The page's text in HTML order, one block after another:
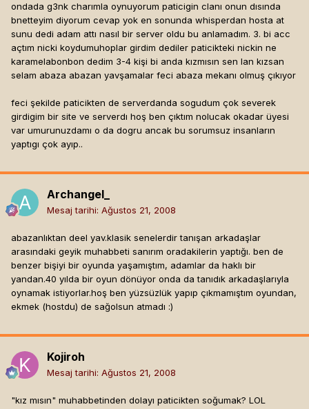
ondada g3nk charımla oynuyorum paticigin clanı onun dısında
bnetteyim diyorum cevap yok en sonunda whisperdan hosta at
sunu dedi adam attı nasıl bir server oldu bu anlamadım. 3. bi acc
açtım nicki koydumuhoplar girdim dediler paticikteki nickin ne
karamelabonbon dedim 3-4 kişi bi anda kızmısın sen lan kızsan
selam abaza abazan yavşamalar feci abaza mekanı olmuş çıkıyor
feci şekilde paticikten de serverdanda sogudum çok severek
girdigim bir site ve serverdı hoş ben çıktım nolucak okadar üyesi
var umurunuzdamı o da dogru ancak bu sorumsuz insanların
yaptıgı çok ayıp..
Archangel_
Mesaj tarihi: Ağustos 21, 2008
abazanlıktan deel yav.klasik senelerdir tanışan arkadaşlar
arasındaki geyik muhabbeti sanırım oradakilerin yaptığı. ben de
benzer bişiyi bir oyunda yaşamıştım, adamlar da haklı bir
yandan.40 yılda bir oyun dönüyor onda da tanıdık arkadaşlarıyla
oynamak istiyorlar.hoş ben yüzsüzlük yapıp çıkmamıştım oyundan,
ekmek (hostdu) de sağolsun atmadı :)
Kojiroh
Mesaj tarihi: Ağustos 21, 2008
"kız mısın" muhabbetinden dolayı paticikten soğumak? LOL